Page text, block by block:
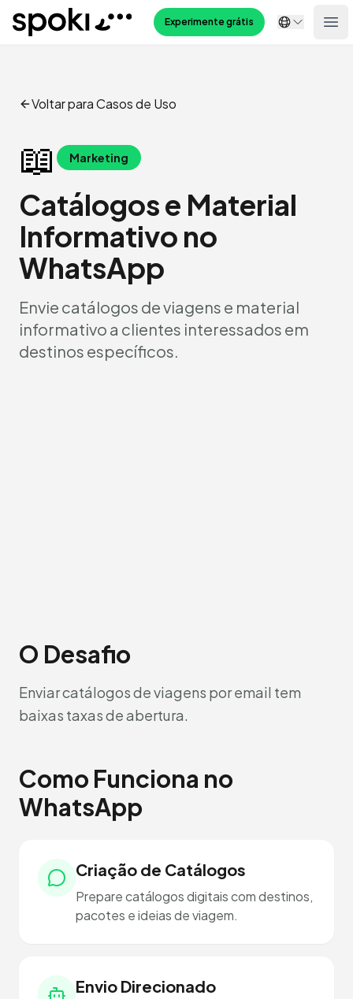
Spoki Experimente grátis
Voltar para Casos de Uso
📖 Marketing
Catálogos e Material
Informativo no
WhatsApp
Envie catálogos de viagens e material
informativo a clientes interessados em
destinos específicos.
O Desafio
Enviar catálogos de viagens por email tem
baixas taxas de abertura.
Como Funciona no
WhatsApp
Criação de Catálogos
Prepare catálogos digitais com destinos,
pacotes e ideias de viagem.
Envio Direcionado